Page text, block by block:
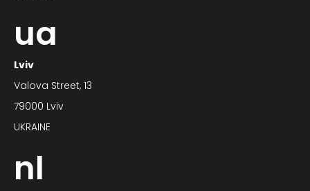
ua
Lviv
Valova Street, 13
79000 Lviv
UKRAINE
nl